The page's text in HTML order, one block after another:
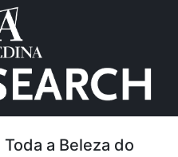
Toda a Beleza do